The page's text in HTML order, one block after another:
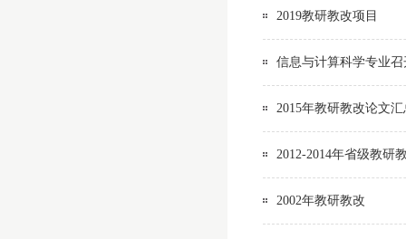
2019教研教改项目
信息与计算科学专业
2015年教研教改论文汇
2012-2014年省级教研
2002年教研教改